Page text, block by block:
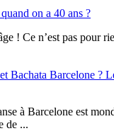
on a 40 ans ?
! Ce n’est pas pour
Bachata Barcelone ?
à Barcelone est
de ...